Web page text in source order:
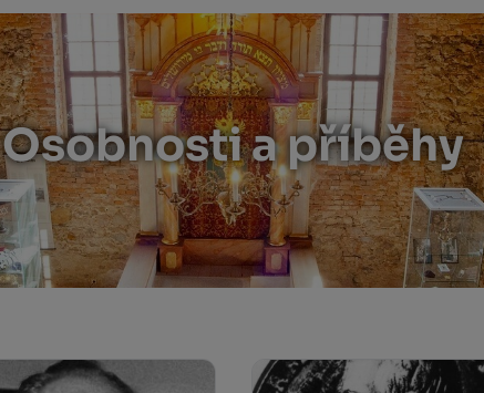
Osobnosti a příběhy